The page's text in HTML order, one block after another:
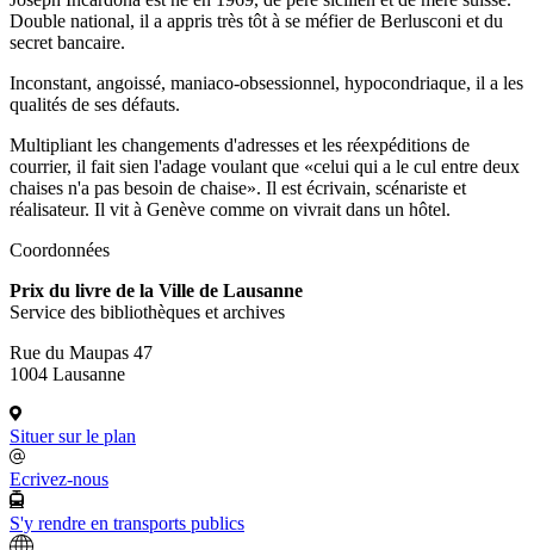
Double national, il a appris très tôt à se méfier de Berlusconi et du
secret bancaire.
Inconstant, angoissé, maniaco-obsessionnel, hypocondriaque, il a les
qualités de ses défauts.
Multipliant les changements d'adresses et les réexpéditions de
courrier, il fait sien l'adage voulant que «celui qui a le cul entre deux
chaises n'a pas besoin de chaise». Il est écrivain, scénariste et
réalisateur. Il vit à Genève comme on vivrait dans un hôtel.
Coordonnées
Prix du livre de la Ville de Lausanne
Service des bibliothèques et archives
Rue du Maupas 47
1004 Lausanne
Situer sur le plan
Ecrivez-nous
S'y rendre en transports publics